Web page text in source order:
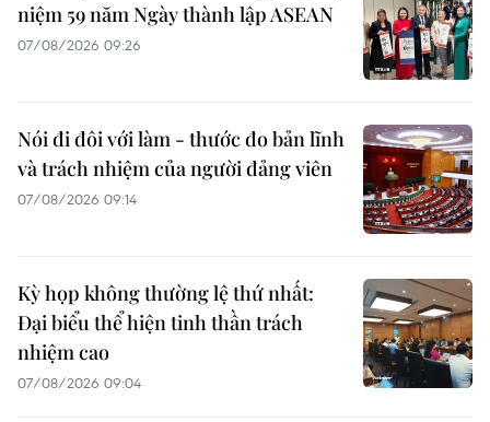
niệm 59 năm Ngày thành lập ASEAN
07/08/2026 09:26
Nói đi đôi với làm - thước đo bản lĩnh
và trách nhiệm của người đảng viên
07/08/2026 09:14
Kỳ họp không thường lệ thứ nhất:
Đại biểu thể hiện tinh thần trách
nhiệm cao
07/08/2026 09:04